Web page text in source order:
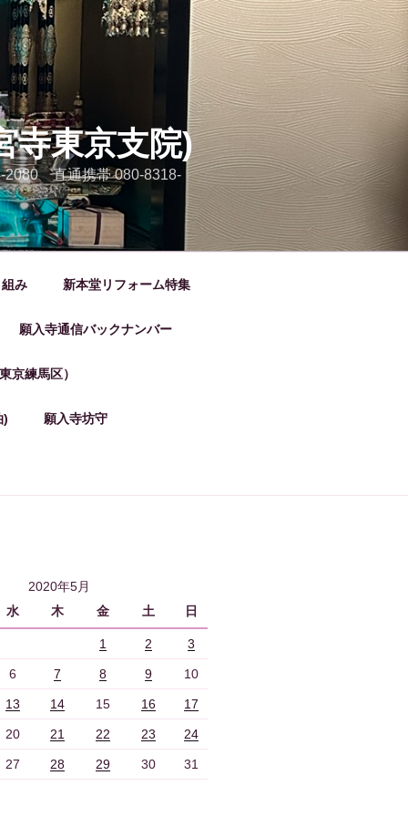
寺東京支院)
直通携帯 080-8318-
み 新本堂リフォーム特集
願入寺通信バックナンバー
京練馬区）
) 願入寺坊守
2020年5月
水
木 金 土 日
1 2 3
6 7 8 9 10
13 14 15 16 17
20 21 22 23 24
27 28 29 30 31